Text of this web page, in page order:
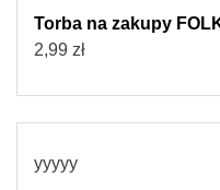
Torba na zakupy
2,99 zł
yyyyy